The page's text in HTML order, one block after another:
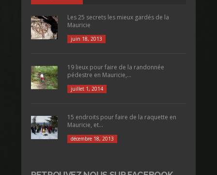
Les 25 secrets les mieux gardés de la
Mauricie
juin 18, 2013
19 lieux pour faire de la randonnée
pédestre en Mauricie,...
juillet 1, 2014
15 endroits pour faire de la raquette en
Mauricie, et...
décembre 18, 2013